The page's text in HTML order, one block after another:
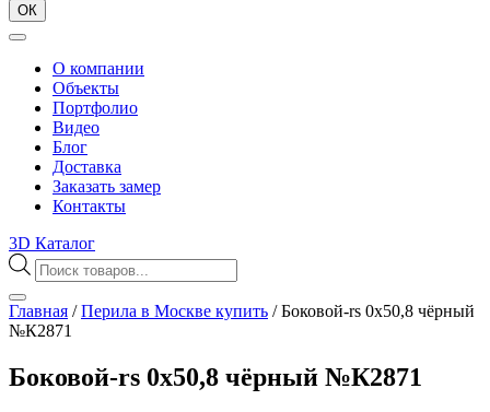
ОК
О компании
Объекты
Портфолио
Видео
Блог
Доставка
Заказать замер
Контакты
3D Каталог
Поиск
товаров
Главная /Перила в Москве купить /Боковой-rs 0х50,8 чёрный
№К2871
Боковой-rs 0х50,8 чёрный №К2871